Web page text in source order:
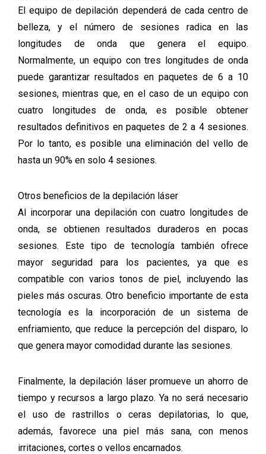
El equipo de depilación dependerá de cada centro de
belleza, y el número de sesiones radica en las
longitudes de onda que genera el equipo.
Normalmente, un equipo con tres longitudes de onda
puede garantizar resultados en paquetes de 6 a 10
sesiones, mientras que, en el caso de un equipo con
cuatro longitudes de onda, es posible obtener
resultados definitivos en paquetes de 2 a 4 sesiones.
Por lo tanto, es posible una eliminación del vello de
hasta un 90% en solo 4 sesiones.
Otros beneficios de la depilación láser
Al incorporar una depilación con cuatro longitudes de
onda, se obtienen resultados duraderos en pocas
sesiones. Este tipo de tecnología también ofrece
mayor seguridad para los pacientes, ya que es
compatible con varios tonos de piel, incluyendo las
pieles más oscuras. Otro beneficio importante de esta
tecnología es la incorporación de un sistema de
enfriamiento, que reduce la percepción del disparo, lo
que genera mayor comodidad durante las sesiones.
Finalmente, la depilación láser promueve un ahorro de
tiempo y recursos a largo plazo. Ya no será necesario
el uso de rastrillos o ceras depilatorias, lo que,
además, favorece una piel más sana, con menos
irritaciones, cortes o vellos encarnados.